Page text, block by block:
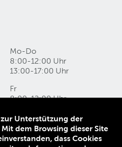
Mo-Do
8:00-12:00 Uhr
13:00-17:00 Uhr
Fr
8:00-12:00 Uhr
Unterstützung der
dem Browsing dieser Site
dass Cookies